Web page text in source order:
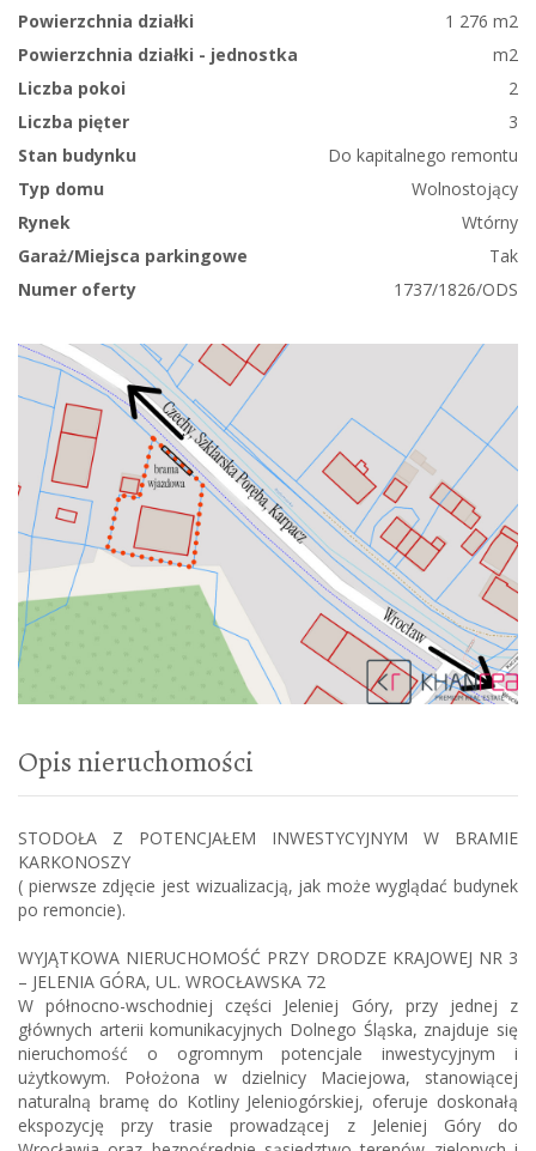
Powierzchnia działki
1 276 m2
Powierzchnia działki - jednostka
m2
Liczba pokoi
2
Liczba pięter
3
Stan budynku
Do kapitalnego remontu
Typ domu
Wolnostojący
Rynek
Wtórny
Garaż/Miejsca parkingowe
Tak
Numer oferty
1737/1826/ODS
Opis nieruchomości
STODOŁA Z POTENCJAŁEM INWESTYCYJNYM W BRAMIE
KARKONOSZY
( pierwsze zdjęcie jest wizualizacją, jak może wyglądać budynek
po remoncie).
WYJĄTKOWA NIERUCHOMOŚĆ PRZY DRODZE KRAJOWEJ NR 3
– JELENIA GÓRA, UL. WROCŁAWSKA 72
W północno-wschodniej części Jeleniej Góry, przy jednej z
głównych arterii komunikacyjnych Dolnego Śląska, znajduje się
nieruchomość o ogromnym potencjale inwestycyjnym i
użytkowym. Położona w dzielnicy Maciejowa, stanowiącej
naturalną bramę do Kotliny Jeleniogórskiej, oferuje doskonałą
ekspozycję przy trasie prowadzącej z Jeleniej Góry do